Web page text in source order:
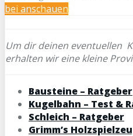
bei anschauen
Um dir deinen eventuellen
erhalten wir eine kleine
Bausteine – Ratgeber
Kugelbahn – Test &
Schleich – Ratgeber
Grimm’s